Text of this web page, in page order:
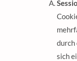
durch
sich